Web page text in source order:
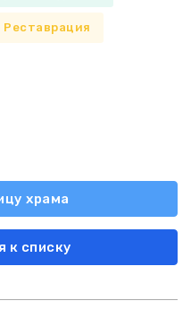
Реставрация
храма
к списку